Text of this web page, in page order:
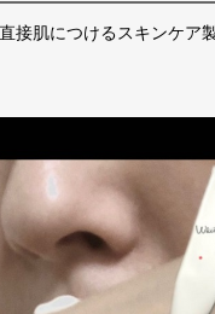
接肌につけるスキンケア